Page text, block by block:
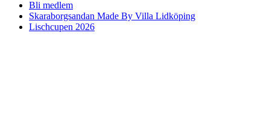
Bli medlem
Skaraborgsandan Made By Villa Lidköping
Lischcupen 2026